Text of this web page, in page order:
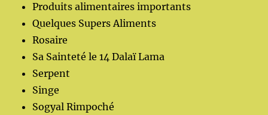
Produits alimentaires importants
Quelques Supers Aliments
Rosaire
Sa Sainteté le 14 Dalaï Lama
Serpent
Singe
Sogyal Rimpoché